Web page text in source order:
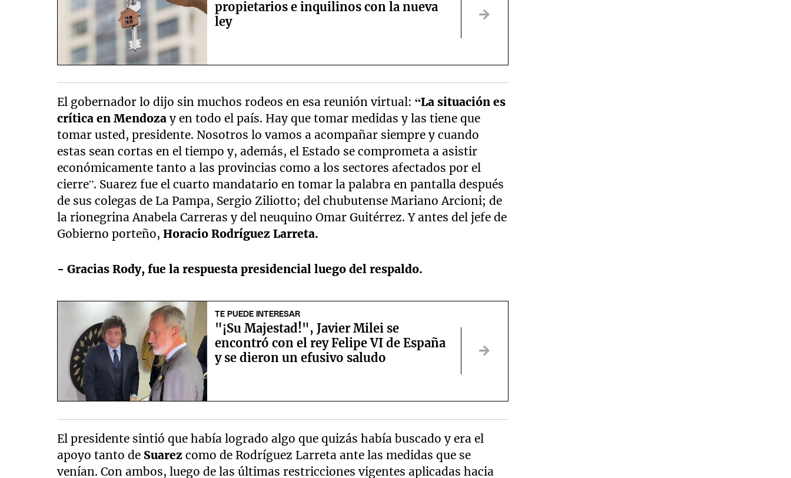
propietarios e inquilinos con la nueva
ley
El gobernador lo dijo sin muchos rodeos en esa reunión virtual:“La situación es
crítica en Mendoza y en todo el país. Hay que tomar medidas y las tiene que
tomar usted, presidente. Nosotros lo vamos a acompañar siempre y cuando
estas sean cortas en el tiempo y, además, el Estado se comprometa a asistir
económicamente tanto a las provincias como a los sectores afectados por el
cierre”. Suarez fue el cuarto mandatario en tomar la palabra en pantalla después
de sus colegas de La Pampa, Sergio Ziliotto; del chubutense Mariano Arcioni; de
la rionegrina Anabela Carreras y del neuquino Omar Guitérrez. Y antes del jefe de
Gobierno porteño,Horacio Rodríguez Larreta.
- Gracias Rody, fue la respuesta presidencial luego del respaldo.
TE PUEDE INTERESAR
"¡Su Majestad!", Javier Milei se
encontró con el rey Felipe VI de España
y se dieron un efusivo saludo
El presidente sintió que había logrado algo que quizás había buscado y era el
apoyo tanto de Suarez como de Rodríguez Larreta ante las medidas que se
venían. Con ambos, luego de las últimas restricciones vigentes aplicadas hacia